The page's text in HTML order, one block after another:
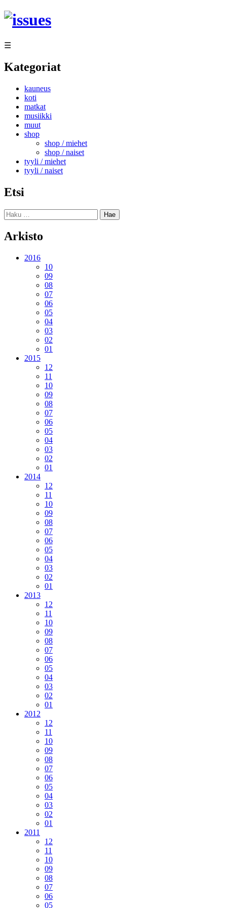
Siirry
sisältöön
☰
Kategoriat
kauneus
koti
matkat
musiikki
muut
shop
shop / miehet
shop / naiset
tyyli / miehet
tyyli / naiset
Etsi
Haku:
Arkisto
2016
10
09
08
07
06
05
04
03
02
01
2015
12
11
10
09
08
07
06
05
04
03
02
01
2014
12
11
10
09
08
07
06
05
04
03
02
01
2013
12
11
10
09
08
07
06
05
04
03
02
01
2012
12
11
10
09
08
07
06
05
04
03
02
01
2011
12
11
10
09
08
07
06
05